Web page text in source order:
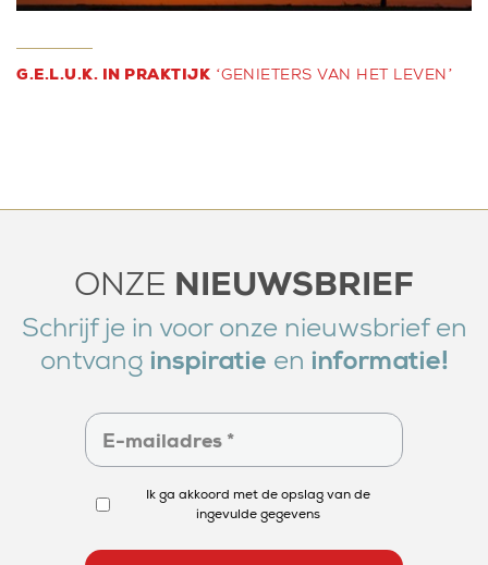
G.E.L.U.K. IN PRAKTIJK ‘GENIETERS VAN HET LEVEN’
ONZE NIEUWSBRIEF
Schrijf je in voor onze nieuwsbrief en
ontvang inspiratie en informatie!
Ik ga akkoord met de opslag van de
ingevulde gegevens